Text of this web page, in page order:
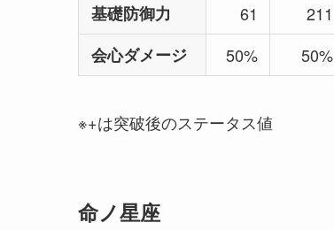
基礎防御力
61 211
会心ダメージ
50% 50%
※+は突破後のステータス値
命ノ星座